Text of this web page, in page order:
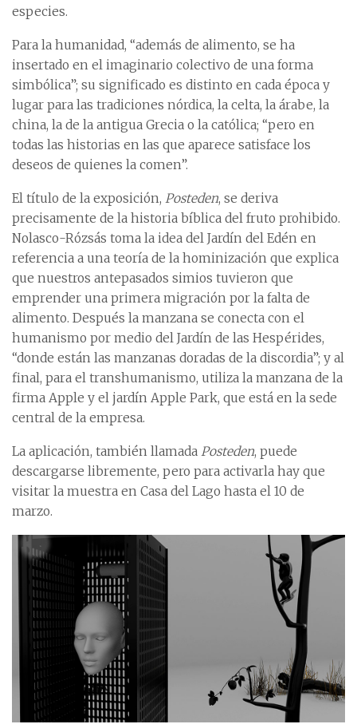
especies.
Para la humanidad, “además de alimento, se ha
insertado en el imaginario colectivo de una forma
simbólica”; su significado es distinto en cada época y
lugar para las tradiciones nórdica, la celta, la árabe, la
china, la de la antigua Grecia o la católica; “pero en
todas las historias en las que aparece satisface los
deseos de quienes la comen”.
El título de la exposición, Posteden, se deriva
precisamente de la historia bíblica del fruto prohibido.
Nolasco-Rózsás toma la idea del Jardín del Edén en
referencia a una teoría de la hominización que explica
que nuestros antepasados simios tuvieron que
emprender una primera migración por la falta de
alimento. Después la manzana se conecta con el
humanismo por medio del Jardín de las Hespérides,
“donde están las manzanas doradas de la discordia”; y al
final, para el transhumanismo, utiliza la manzana de la
firma Apple y el jardín Apple Park, que está en la sede
central de la empresa.
La aplicación, también llamada Posteden, puede
descargarse libremente, pero para activarla hay que
visitar la muestra en Casa del Lago hasta el 10 de
marzo.